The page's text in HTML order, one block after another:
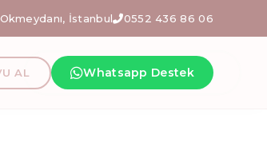
İyi
paketlerimizi keşfetmek için iletişime geçin!
Okmeydanı, İstanbul 0552 436 86 06
AL Whatsapp Destek